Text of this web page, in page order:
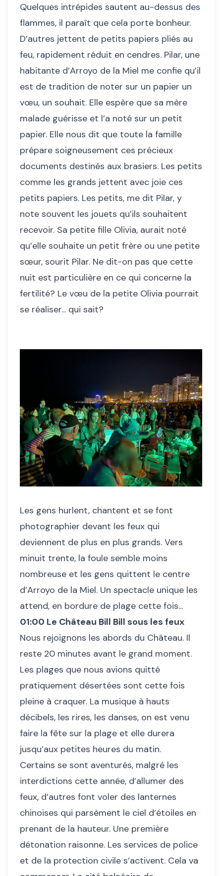
Quelques intrépides sautent au-dessus des
flammes, il paraît que cela porte bonheur.
D’autres jettent de petits papiers pliés au
feu, rapidement réduit en cendres. Pilar, une
habitante d’Arroyo de la Miel me confie qu’il
est de tradition de noter sur un papier un
vœu, un souhait. Elle espère que sa mère
malade guérisse et l’a noté sur un petit
papier. Elle nous dit que toute la famille
prépare soigneusement ces précieux
documents destinés aux brasiers. Les petits
comme les grands jettent avec joie ces
petits papiers. Les petits, me dit Pilar, y
note souvent les jouets qu’ils souhaitent
recevoir. Sa petite fille Olivia, aurait noté
qu’elle souhaite un petit frère ou une petite
sœur, sourit Pilar. Ne dit-on pas que cette
nuit est particulière en ce qui concerne la
fertilité? Le vœu de la petite Olivia pourrait
se réaliser... qui sait?
Les gens hurlent, chantent et se font
photographier devant les feux qui
deviennent de plus en plus grands. Vers
minuit trente, la foule semble moins
nombreuse et les gens quittent le centre
d’Arroyo de la Miel. Un spectacle unique les
attend, en bordure de plage cette fois...
01:00 Le Château Bill Bill sous les feux
Nous rejoignons les abords du Château. Il
reste 20 minutes avant le grand moment.
Les plages que nous avions quitté
pratiquement désertées sont cette fois
pleine à craquer. La musique à hauts
décibels, les rires, les danses, on est venu
faire la fête sur la plage et elle durera
jusqu’aux petites heures du matin.
Certains se sont aventurés, malgré les
interdictions cette année, d’allumer des
feux, d’autres font voler des lanternes
chinoises qui parsèment le ciel d’étoiles en
prenant de la hauteur. Une première
détonation raisonne. Les services de police
et de la protection civile s’activent. Cela va